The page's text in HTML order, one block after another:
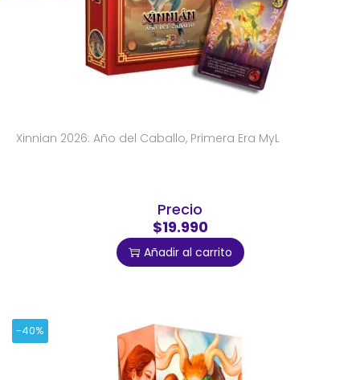
Xinnian 2026: Año del Caballo, Primera Era MyL
Precio
$19.990
Añadir al carrito
-40%